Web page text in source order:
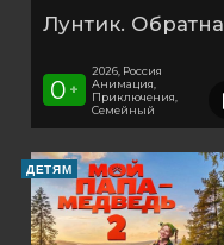
0 +
2026, Россия
Анимация,
Приключения,
Семейный
ДЕТЯМ